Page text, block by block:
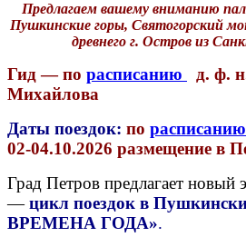
Предлагаем вашему вниманию
Пушкинские горы, Святогорский
древнего г. Остров из
Гид —по расписанию
д. ф.
Михайлова
Даты поездок: по расписанию
02-04.10.2026 размещение в
Град Петров предлагает новый
—цикл поездок в
ВРЕМЕНА ГОДА».